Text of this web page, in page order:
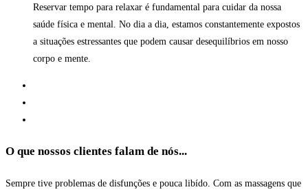
Reservar tempo para relaxar é fundamental para cuidar da nossa
saúde física e mental. No dia a dia, estamos constantemente expostos
a situações estressantes que podem causar desequilíbrios em nosso
corpo e mente.
O que nossos clientes falam de nós...
Sempre tive problemas de disfunções e pouca libído. Com as massagens que